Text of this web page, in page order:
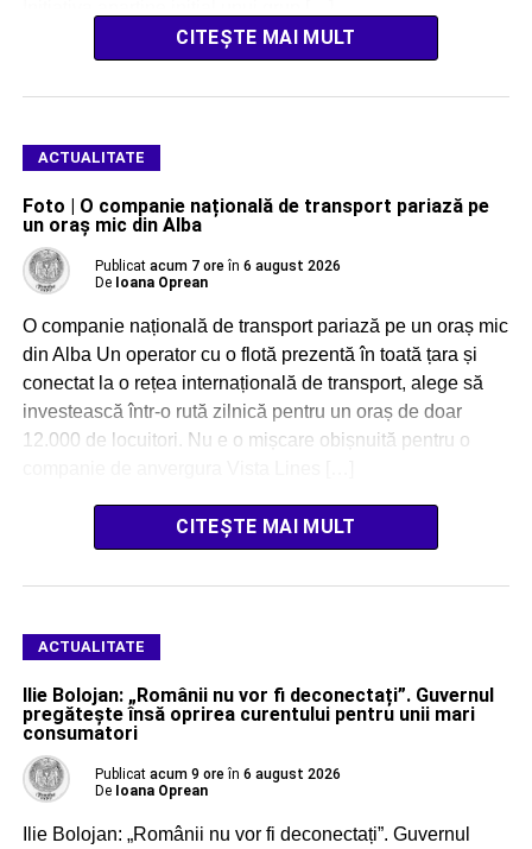
CITEȘTE MAI MULT
ACTUALITATE
Foto | O companie națională de transport pariază pe
un oraș mic din Alba
Publicat acum 7 ore în 6 august 2026
De Ioana Oprean
O companie națională de transport pariază pe un oraș mic
din Alba Un operator cu o flotă prezentă în toată țara și
conectat la o rețea internațională de transport, alege să
investească într-o rută zilnică pentru un oraș de doar
12.000 de locuitori. Nu e o mișcare obișnuită pentru o
CITEȘTE MAI MULT
ACTUALITATE
Ilie Bolojan: „Românii nu vor fi deconectați”. Guvernul
pregătește însă oprirea curentului pentru unii mari
consumatori
Publicat acum 9 ore în 6 august 2026
De Ioana Oprean
Ilie Bolojan: „Românii nu vor fi deconectați”. Guvernul